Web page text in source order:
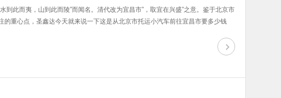
进行验收，
此而夷，山到此而陵”而闻名。清代改为宜昌市”，取宜在兴盛”之意。鉴于北京市
重心点，圣鑫达今天就来说一下这是从北京市托运小汽车前往宜昌市要多少钱